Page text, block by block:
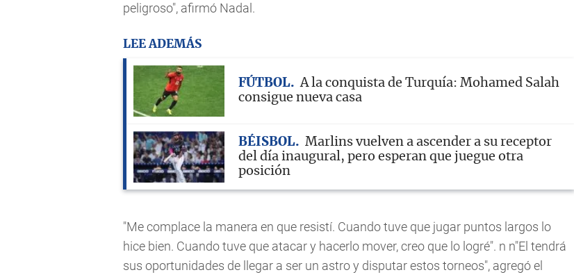
peligroso", afirmó Nadal.
LEE ADEMÁS
FÚTBOL
A la conquista de Turquía: Mohamed Salah
consigue nueva casa
BÉISBOL
Marlins vuelven a ascender a su receptor
del día inaugural, pero esperan que juegue otra
posición
"Me complace la manera en que resistí. Cuando tuve que jugar puntos largos lo
hice bien. Cuando tuve que atacar y hacerlo mover, creo que lo logré". n n"El tendrá
sus oportunidades de llegar a ser un astro y disputar estos torneos", agregó el